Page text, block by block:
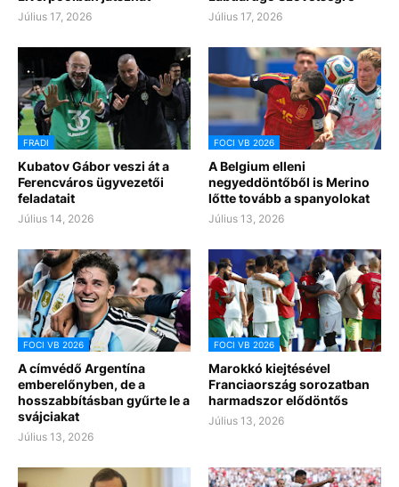
Július 17, 2026 Július 17, 2026
FRADI
Kubatov Gábor veszi át a
Ferencváros ügyvezetői
feladatait
Július 14, 2026
FOCI VB 2026
A Belgium elleni
negyeddöntőből is Merino
lőtte tovább a spanyolokat
Július 13, 2026
FOCI VB 2026
A címvédő Argentína
emberelőnyben, de a
hosszabbításban gyűrte le a
svájciakat
Július 13, 2026
FOCI VB 2026
Marokkó kiejtésével
Franciaország sorozatban
harmadszor elődöntős
Július 13, 2026